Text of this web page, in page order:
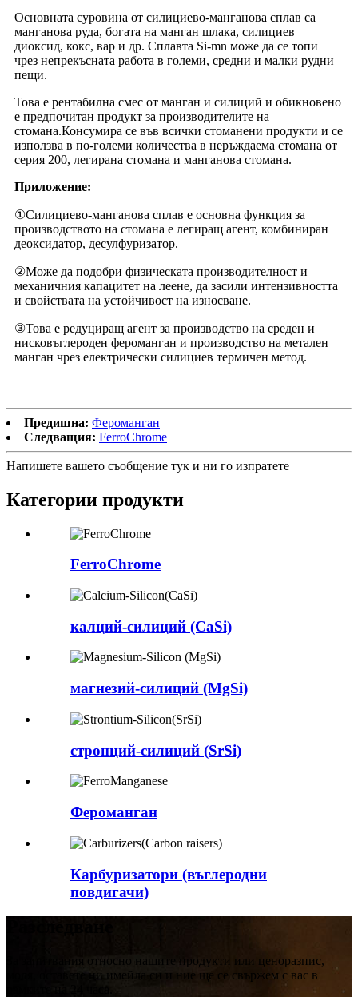
Основната суровина от силициево-манганова сплав са
манганова руда, богата на манган шлака, силициев
диоксид, кокс, вар и др. Сплавта Si-mn може да се топи
чрез непрекъсната работа в големи, средни и малки рудни
пещи.
Това е рентабилна смес от манган и силиций и обикновено
е предпочитан продукт за производителите на
стомана.Консумира се във всички стоманени продукти и се
използва в по-големи количества в неръждаема стомана от
серия 200, легирана стомана и манганова стомана.
Приложение:
①Силициево-манганова сплав е основна функция за
производството на стомана е легиращ агент, комбиниран
деоксидатор, десулфуризатор.
②Може да подобри физическата производителност и
механичния капацитет на леене, да засили интензивността
и свойствата на устойчивост на износване.
③Това е редуциращ агент за производство на среден и
нисковъглероден фероманган и производство на метален
манган чрез електрически силициев термичен метод.
Предишна: Фероманган
Следващия: FerroChrome
Напишете вашето съобщение тук и ни го изпратете
Категории продукти
FerroChrome
калций-силиций (CaSi)
магнезий-силиций (MgSi)
стронций-силиций (SrSi)
Фероманган
Карбуризатори (въглеродни
повдигачи)
За запитвания относно нашите продукти или ценоразпис,
моля, оставете ни имейла си и ние ще се свържем с вас в